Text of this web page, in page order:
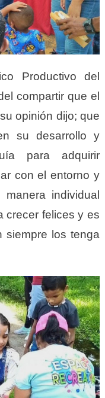
Productivo del
compartir que el
opinión dijo; que
su desarrollo y
para adquirir
con el entorno y
individual
crecer felices y es
siempre los tenga